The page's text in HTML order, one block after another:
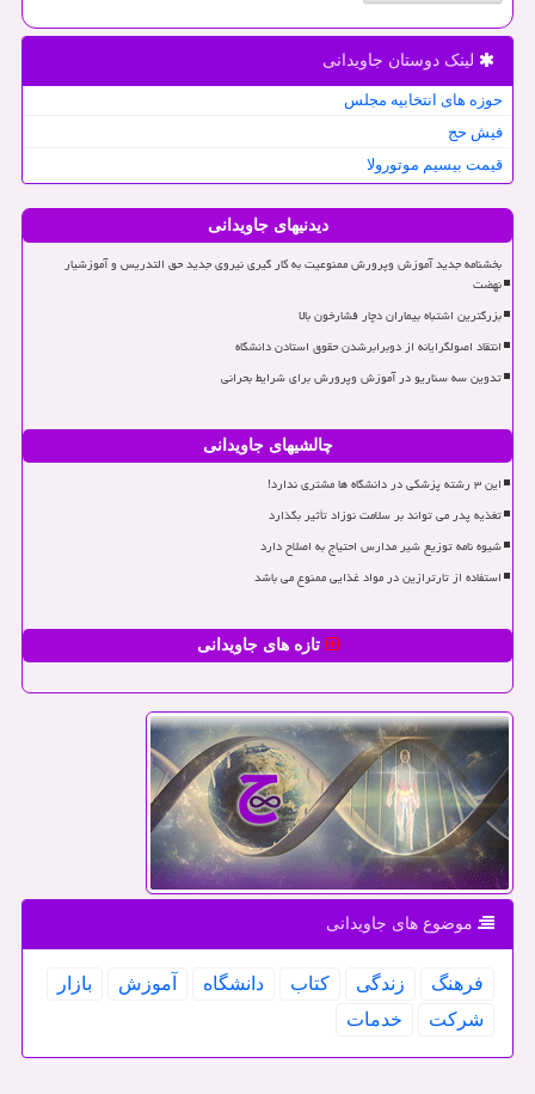
لینک دوستان جاویدانی
حوزه های انتخابیه مجلس
فیش حج
قیمت بیسیم موتورولا
دیدنیهای جاویدانی
بخشنامه جدید آموزش وپرورش ممنوعیت به کار گیری نیروی جدید حق التدریس و آموزشیار
نهضت
بزرگترین اشتباه بیماران دچار فشارخون بالا
انتقاد اصولگرایانه از دوبرابرشدن حقوق استادن دانشگاه
تدوین سه سناریو در آموزش وپرورش برای شرایط بحرانی
چالشیهای جاویدانی
این ۳ رشته پزشکی در دانشگاه ها مشتری ندارد!
تغذیه پدر می تواند بر سلامت نوزاد تأثیر بگذارد
شیوه نامه توزیع شیر مدارس احتیاج به اصلاح دارد
استفاده از تارترازین در مواد غذایی ممنوع می باشد
تازه های جاویدانی
موضوع های جاویدانی
فرهنگ زندگی كتاب دانشگاه آموزش
بازار
شركت
خدمات